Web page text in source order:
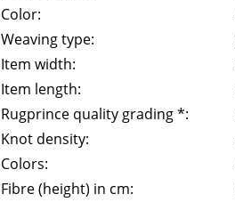
Color:
Weaving type:
Item width:
Item length:
Rugprince quality grading *:
Knot density:
Colors:
Fibre (height) in cm: